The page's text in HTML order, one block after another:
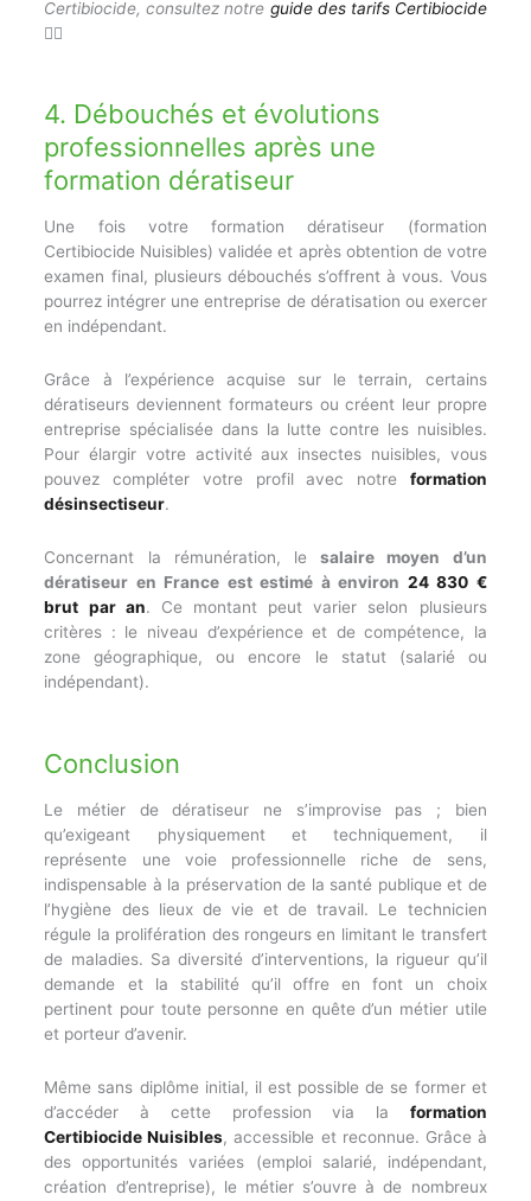
Certibiocide, consultez notre guide des tarifs Certibiocide
👈🏻
4. Débouchés et évolutions
professionnelles après une
formation dératiseur
Une fois votre formation dératiseur (formation
Certibiocide Nuisibles) validée et après obtention de votre
examen final, plusieurs débouchés s’offrent à vous. Vous
pourrez intégrer une entreprise de dératisation ou exercer
en indépendant.
Grâce à l’expérience acquise sur le terrain, certains
dératiseurs deviennent formateurs ou créent leur propre
entreprise spécialisée dans la lutte contre les nuisibles.
Pour élargir votre activité aux insectes nuisibles, vous
pouvez compléter votre profil avec notre formation
désinsectiseur.
Concernant la rémunération, lesalaire moyen d’un
dératiseur en France est estimé à environ 24 830 €
brut par an. Ce montant peut varier selon plusieurs
critères : le niveau d’expérience et de compétence, la
zone géographique, ou encore le statut (salarié ou
indépendant).
Conclusion
Le métier de dératiseur ne s’improvise pas ; bien
qu’exigeant physiquement et techniquement, il
représente une voie professionnelle riche de sens,
indispensable à la préservation de la santé publique et de
l’hygiène des lieux de vie et de travail. Le technicien
régule la prolifération des rongeurs en limitant le transfert
de maladies. Sa diversité d’interventions, la rigueur qu’il
demande et la stabilité qu’il offre en font un choix
pertinent pour toute personne en quête d’un métier utile
et porteur d’avenir.
Même sans diplôme initial, il est possible de se former et
d’accéder à cette profession via la formation
Certibiocide Nuisibles, accessible et reconnue. Grâce à
des opportunités variées (emploi salarié, indépendant,
création d’entreprise), le métier s’ouvre à de nombreux